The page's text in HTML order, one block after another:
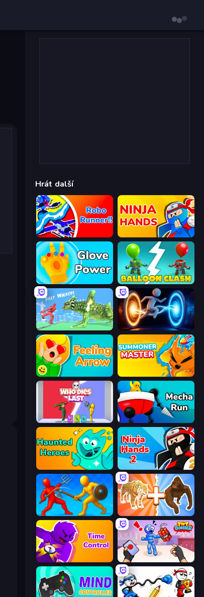
Hrát další
Robo Runner Ninja Hands
Glove Power Balloon Clash
Silly Walkers Portal Escape
Feeling Arrow Summoner Master
Who Dies Last? Mecha Run
Haunted Heroes Ninja Hands 2
Epic Sword Battle! Fight in Arena Animal DNA Run
Time Control! TNT Bomber